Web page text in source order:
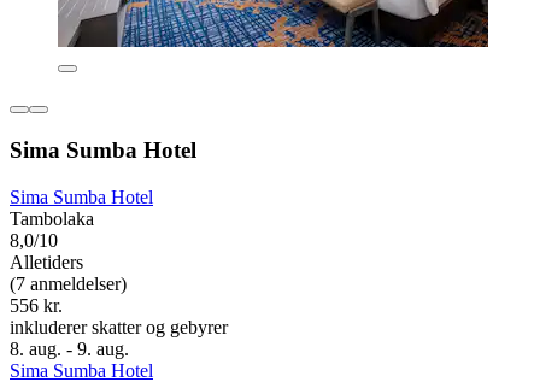
Sima Sumba Hotel
Sima Sumba Hotel
Tambolaka
8,0/10
Alletiders
(7 anmeldelser)
556 kr.
inkluderer skatter og gebyrer
8. aug. - 9. aug.
Sima Sumba Hotel